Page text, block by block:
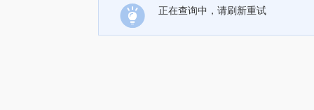
正在查询中，请刷新重试